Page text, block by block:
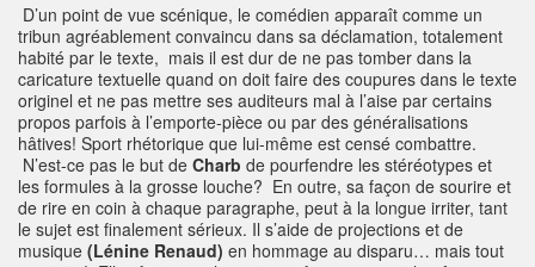
D’un point de vue scénique, le comédien apparaît comme un
tribun agréablement convaincu dans sa déclamation, totalement
habité par le texte, mais il est dur de ne pas tomber dans la
caricature textuelle quand on doit faire des coupures dans le texte
originel et ne pas mettre ses auditeurs mal à l’aise par certains
propos parfois à l’emporte-pièce ou par des généralisations
hâtives! Sport rhétorique que lui-même est censé combattre.
N’est-ce pas le but de Charb de pourfendre les stéréotypes et
les formules à la grosse louche? En outre, sa façon de sourire et
de rire en coin à chaque paragraphe, peut à la longue irriter, tant
le sujet est finalement sérieux. Il s’aide de projections et de
musique (Lénine Renaud) en hommage au disparu… mais tout